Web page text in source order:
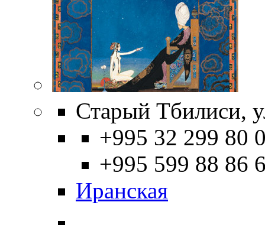
Старый Тбилиси,
+995 32 299 80
+995 599 88 86
Иранская